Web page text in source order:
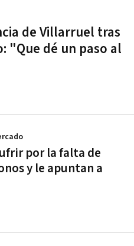
de Villarruel tras
"Que dé un paso al
por la falta de
y le apuntan a